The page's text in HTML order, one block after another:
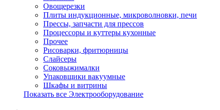
Овощерезки
Плиты индукционные, микроволновки, печи
Прессы, запчасти для прессов
Процессоры и куттеры кухонные
Прочее
Рисоварки, фритюрницы
Слайсеры
Соковыжималки
Упаковщики вакуумные
Шкафы и витрины
Показать все Электрооборудование